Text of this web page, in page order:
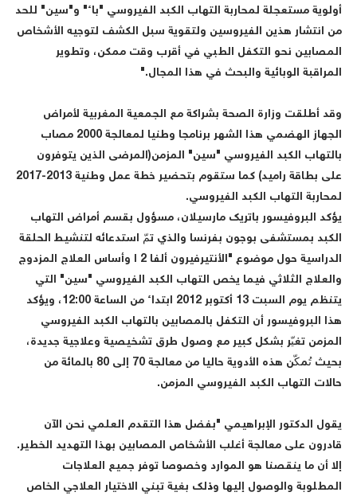
أولوية مستعجلة لمحاربة التهاب الكبد الفيروسي "باء" و"سين" للحد
من انتشار هذين الفيروسين ولتقوية سبل الكشف لتوجيه الأشخاص
المصابين نحو التكفل الطبي في أقرب وقت ممكن، وتطوير
المراقبة الوبائية والبحث في هذا المجال."
وقد أطلقت وزارة الصحة بشراكة مع الجمعية المغربية لأمراض
الجهاز الهضمي هذا الشهر برنامجا وطنيا لمعالجة 2000 مصاب
بالتهاب الكبد الفيروسي "سين" المزمن(المرضى الذين يتوفرون
على بطاقة راميد) كما ستقوم بتحضير خطة عمل وطنية 2013-2017
لمحاربة التهاب الكبد الفيروسي.
يؤكد البروفيسور باتريك مارسيلان، مسؤول بقسم أمراض التهاب
الكبد بمستشفى بوجون بفرنسا والذي تمّ استدعائه لتنشيط الحلقة
الدراسية حول موضوع "الأنتيرفيرون ألفا 2 ا وأساس العلاج المزدوج
والعلاج الثلاثي فيما يخص التهاب الكبد الفيروسي "سين" التي
يتنظم يوم السبت 13 أكتوبر 2012 ابتداء من الساعة 12:00، ويؤكد
هذا البروفيسور أن التكفل بالمصابين بالتهاب الكبد الفيروسي
المزمن تغيّر بشكل كبير مع وصول طرق تشخيصية وعلاجية جديدة،
بحيث تُمكّن هذه الأدوية حاليا من معالجة 70 إلى 80 بالمائة من
حالات التهاب الكبد الفيروسي المزمن.
يقول الدكتور الإبراهيمي "بفضل هذا التقدم العلمي نحن الآن
قادرون على معالجة أغلب الأشخاص المصابين بهذا التهديد الخطير.
إلا أن ما ينقصنا هو الموارد وخصوصا توفر جميع العلاجات
المطلوبة والوصول إليها وذلك بغية تبني الاختيار العلاجي الخاص